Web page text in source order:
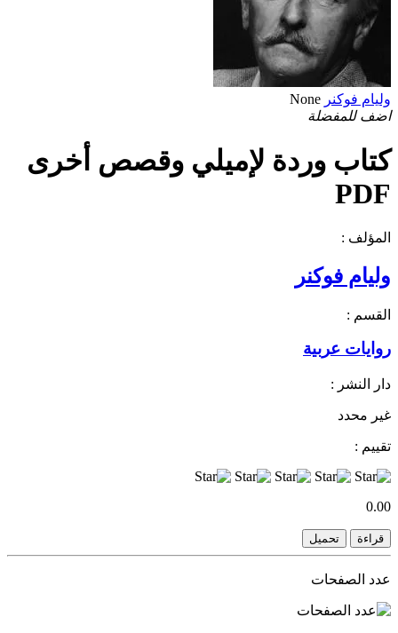
وليام فوكنر None
اضف للمفضلة
كتاب وردة لإميلي وقصص أخرى
PDF
المؤلف :
وليام فوكنر
القسم :
روايات عربية
دار النشر :
غير محدد
تقييم :
0.00
قراءة تحميل
عدد الصفحات